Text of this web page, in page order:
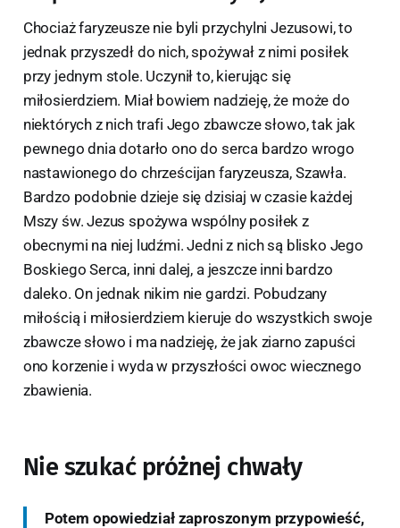
Chociaż faryzeusze nie byli przychylni Jezusowi, to
jednak przyszedł do nich, spożywał z nimi posiłek
przy jednym stole. Uczynił to, kierując się
miłosierdziem. Miał bowiem nadzieję, że może do
niektórych z nich trafi Jego zbawcze słowo, tak jak
pewnego dnia dotarło ono do serca bardzo wrogo
nastawionego do chrześcijan faryzeusza, Szawła.
Bardzo podobnie dzieje się dzisiaj w czasie każdej
Mszy św. Jezus spożywa wspólny posiłek z
obecnymi na niej ludźmi. Jedni z nich są blisko Jego
Boskiego Serca, inni dalej, a jeszcze inni bardzo
daleko. On jednak nikim nie gardzi. Pobudzany
miłością i miłosierdziem kieruje do wszystkich swoje
zbawcze słowo i ma nadzieję, że jak ziarno zapuści
ono korzenie i wyda w przyszłości owoc wiecznego
zbawienia.
Nie szukać próżnej chwały
Potem opowiedział zaproszonym przypowieść,